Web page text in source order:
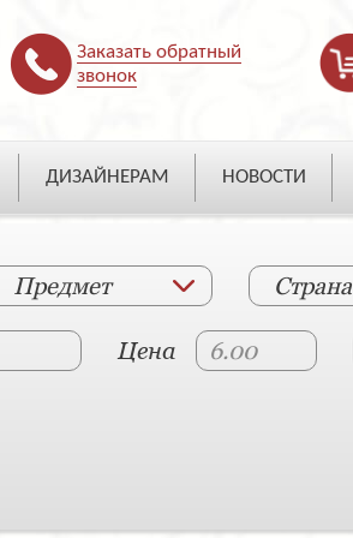
Заказать обратный
звонок
ДИЗАЙНЕРАМ НОВОСТИ
Предмет Страна
Цена